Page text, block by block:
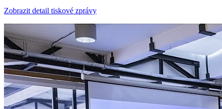
Zobrazit detail tiskové zprávy